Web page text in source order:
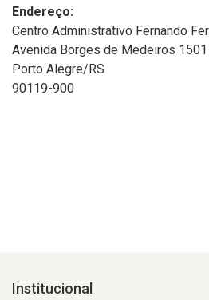
Endereço:
Centro Administrativo Fernando
Avenida Borges de Medeiros 1501
Porto Alegre/RS
90119-900
Institucional